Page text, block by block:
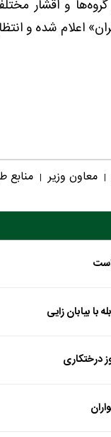
و اقشار
اعلام شده و
| معاون وزیر | منابع
با بیابان زایی
درختکاری